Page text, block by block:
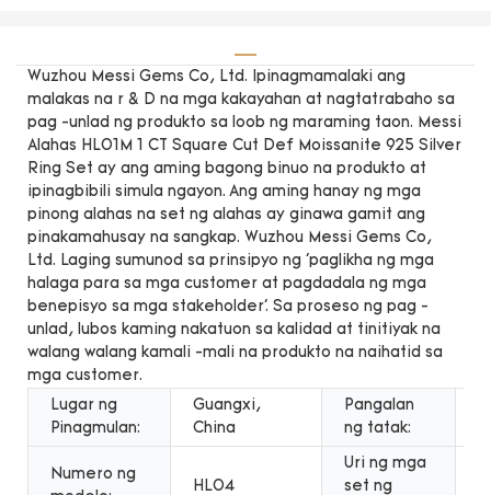
Wuzhou Messi Gems Co, Ltd. Ipinagmamalaki ang
malakas na r & D na mga kakayahan at nagtatrabaho sa
pag -unlad ng produkto sa loob ng maraming taon. Messi
Alahas HL01M 1 CT Square Cut Def Moissanite 925 Silver
Ring Set ay ang aming bagong binuo na produkto at
ipinagbibili simula ngayon. Ang aming hanay ng mga
pinong alahas na set ng alahas ay ginawa gamit ang
pinakamahusay na sangkap. Wuzhou Messi Gems Co,
Ltd. Laging sumunod sa prinsipyo ng 'paglikha ng mga
halaga para sa mga customer at pagdadala ng mga
benepisyo sa mga stakeholder'. Sa proseso ng pag -
unlad, lubos kaming nakatuon sa kalidad at tinitiyak na
walang walang kamali -mali na produkto na naihatid sa
mga customer.
Lugar ng
Pinagmulan:
Guangxi,
China
Pangalan
ng tatak:
Numero ng
HL04
Uri ng mga
set ng